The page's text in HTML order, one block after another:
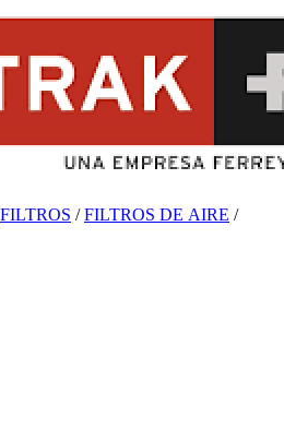
FILTROS /FILTROS DE AIRE /